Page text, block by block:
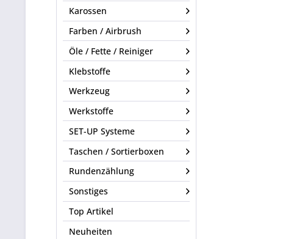
Karossen
Farben / Airbrush
Öle / Fette / Reiniger
Klebstoffe
Werkzeug
Werkstoffe
SET-UP Systeme
Taschen / Sortierboxen
Rundenzählung
Sonstiges
Top Artikel
Neuheiten